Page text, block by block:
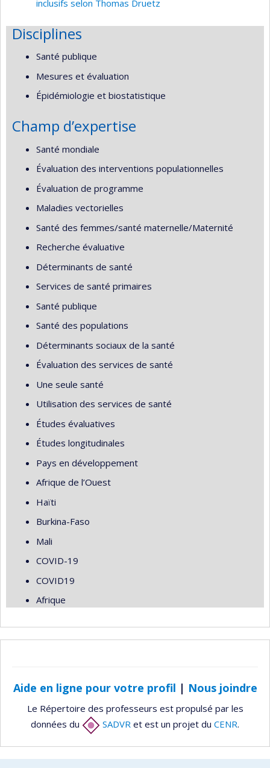
inclusifs selon Thomas Druetz
Disciplines
Santé publique
Mesures et évaluation
Épidémiologie et biostatistique
Champ d’expertise
Santé mondiale
Évaluation des interventions populationnelles
Évaluation de programme
Maladies vectorielles
Santé des femmes/santé maternelle/Maternité
Recherche évaluative
Déterminants de santé
Services de santé primaires
Santé publique
Santé des populations
Déterminants sociaux de la santé
Évaluation des services de santé
Une seule santé
Utilisation des services de santé
Études évaluatives
Études longitudinales
Pays en développement
Afrique de l’Ouest
Haïti
Burkina-Faso
Mali
COVID-19
COVID19
Afrique
Aide en ligne pour votre profil | Nous joindre
Le Répertoire des professeurs est propulsé par les
données du
SADVR et est un projet du CENR.